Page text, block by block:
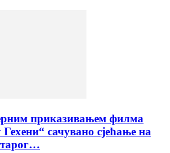
приказивањем филма
Гехени“ сачувано сјећање на